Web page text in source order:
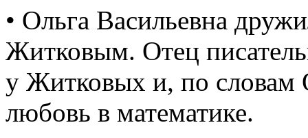
• Ольга Васильевна
Житковым. Отец
у Житковых и, по словам
любовь в математике.